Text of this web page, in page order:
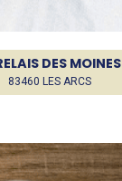
DES MOINES
83460 LES ARCS